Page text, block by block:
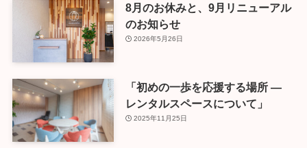
8月のお休みと、9月リニューアル
のお知らせ
2026年5月26日
「初めの一歩を応援する場所 ―
レンタルスペースについて」
2025年11月25日